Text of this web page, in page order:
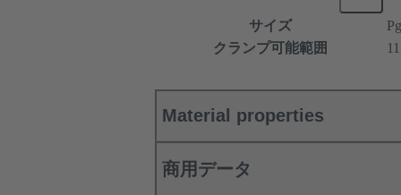
サイズ
クランプ可能範囲
Material properties
商用データ